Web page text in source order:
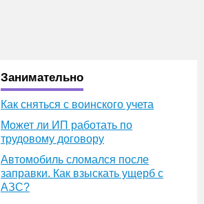
Занимательно
Как сняться с воинского учета
Может ли ИП работать по
трудовому договору
Автомобиль сломался после
заправки. Как взыскать ущерб с
АЗС?